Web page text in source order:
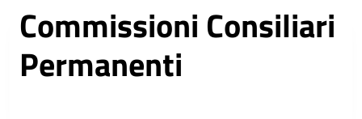
Commissioni Consiliari
Permanenti